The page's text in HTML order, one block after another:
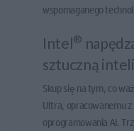
wspomaganego
Intel®
sztuczną
Skup się na tym, co
Ultra, opracowanemu
oprogramowania AI.